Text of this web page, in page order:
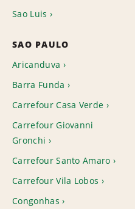
Sao Luis
SAO PAULO
Aricanduva
Barra Funda
Carrefour Casa Verde
Carrefour Giovanni
Gronchi
Carrefour Santo Amaro
Carrefour Vila Lobos
Congonhas